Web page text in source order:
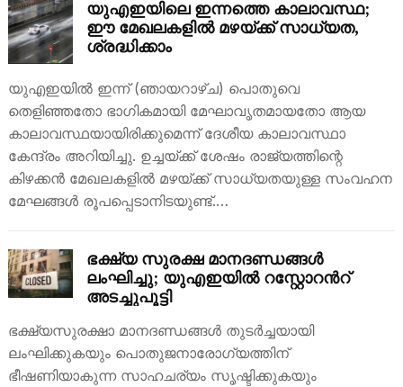
യുഎഇയിലെ ഇന്നത്തെ കാലാവസ്ഥ;
ഈ മേഖലകളിൽ മഴയ്ക്ക് സാധ്യത,
ശ്രദ്ധിക്കാം
യുഎഇയിൽ ഇന്ന് (ഞായറാഴ്ച) പൊതുവെ
തെളിഞ്ഞതോ ഭാഗികമായി മേഘാവൃതമായതോ ആയ
കാലാവസ്ഥയായിരിക്കുമെന്ന് ദേശീയ കാലാവസ്ഥാ
കേന്ദ്രം അറിയിച്ചു. ഉച്ചയ്ക്ക് ശേഷം രാജ്യത്തിന്റെ
കിഴക്കൻ മേഖലകളിൽ മഴയ്ക്ക് സാധ്യതയുള്ള സംവഹന
മേഘങ്ങൾ രൂപപ്പെടാനിടയുണ്ട്.…
ഭക്ഷ്യ സുരക്ഷ മാനദണ്ഡങ്ങള്‍
ലംഘിച്ചു; യുഎഇയിൽ റസ്റ്റോറന്‍റ്​
അടച്ചുപൂട്ടി
ഭക്ഷ്യസുരക്ഷാ മാനദണ്ഡങ്ങൾ തുടർച്ചയായി
ലംഘിക്കുകയും പൊതുജനാരോഗ്യത്തിന്
ഭീഷണിയാകുന്ന സാഹചര്യം സൃഷ്ടിക്കുകയും